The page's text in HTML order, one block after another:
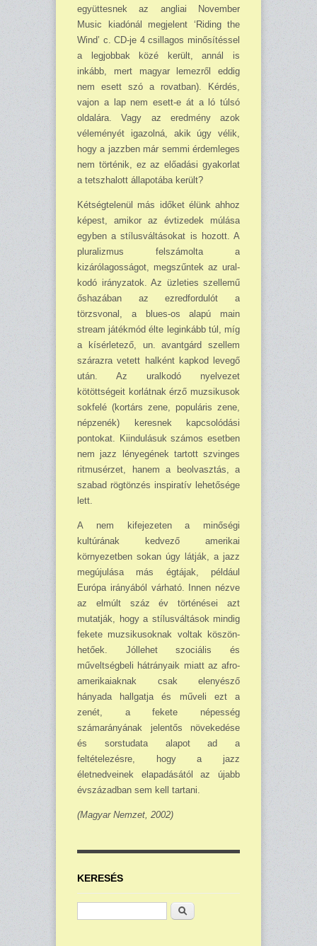
együttesnek az angliai November
Music kiadónál megjelent ‘Riding the
Wind’ c. CD-je 4 csillagos minősítéssel
a legjobbak közé került, annál is
inkább, mert magyar lemezről eddig
nem esett szó a rovatban). Kérdés,
vajon a lap nem esett-e át a ló túlsó
oldalára. Vagy az ered­mény azok
véleményét igazolná, akik úgy vélik,
hogy a jazzben már semmi érdemleges
nem történik, ez az előadási gyakorlat
a tetszhalott állapotába került?
Kétségtelenül más időket élünk ahhoz
képest, amikor az évtizedek múlása
egyben a stílusváltásokat is hozott. A
pluralizmus felszámolta a
kizárólagosságot, megszűntek az ural­
kodó irányzatok. Az üzleties szellemű
őshazában az ezredfordulót a
törzsvonal, a blues-os alapú main
stream játékmód élte leginkább túl, míg
a kísérletező, un. avantgárd szellem
szárazra vetett halként kapkod levegő
után. Az uralkodó nyelvezet
kötöttségeit korlátnak érző mu­zsikusok
sokfelé (kortárs zene, populáris zene,
népzenék) keresnek kapcsolódási
pontokat. Kiindulásuk számos esetben
nem jazz lényegének tartott szvinges
ritmusérzet, hanem a be­olvasztás, a
szabad rögtönzés inspiratív lehetősége
lett.
A nem kifejezeten a minőségi
kultúrának kedvező amerikai
környezetben sokan úgy látják, a jazz
megújulása más égtájak, például
Európa irányából várható. Innen nézve
az elmúlt száz év történései azt
mutatják, hogy a stílusváltások mindig
fekete muzsikusoknak voltak köszön­
hetőek. Jóllehet szociális és
műveltségbeli hátrányaik miatt az afro-
amerikaiaknak csak el­enyésző
hányada hallgatja és műveli ezt a
zenét, a fekete népesség
számarányának jelentős növekedése
és sorstudata alapot ad a
feltételezésre, hogy a jazz
életnedveinek elapadásától az újabb
évszázadban sem kell tartani.
(Magyar Nemzet, 2002)
KERESÉS
Keresés